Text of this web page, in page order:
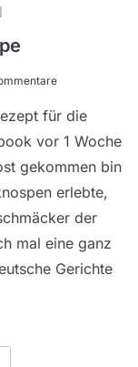
für die
vor 1 Woche
gekommen bin
erlebte,
der
mal eine ganz
Gerichte